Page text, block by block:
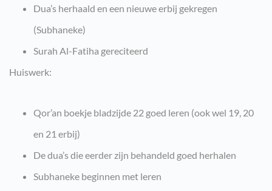
Dua’s herhaald en een nieuwe erbij gekregen
(Subhaneke)
Surah Al-Fatiha gereciteerd
Huiswerk:
Qor’an boekje bladzijde 22 goed leren (ook wel 19, 20
en 21 erbij)
De dua’s die eerder zijn behandeld goed herhalen
Subhaneke beginnen met leren